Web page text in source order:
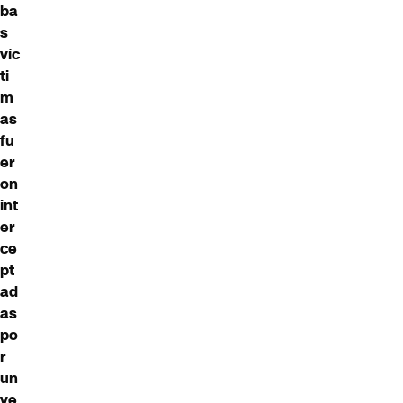
ba
s
víc
ti
m
as
fu
er
on
int
er
ce
pt
ad
as
po
r
un